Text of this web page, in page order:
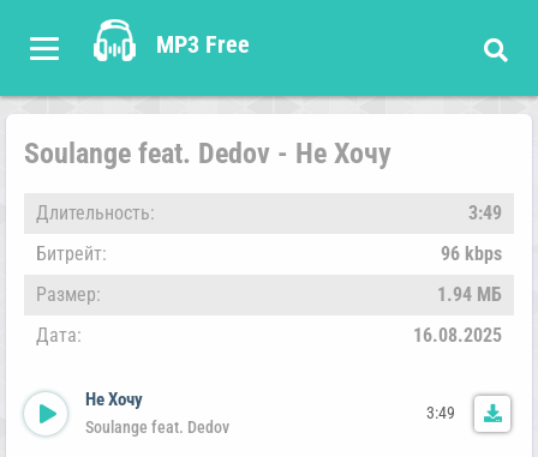
MP3 Free
Soulange feat. Dedov - Не Хочу
Длительность:
3:49
Битрейт:
96 kbps
Размер:
1.94 МБ
Дата:
16.08.2025
Не Хочу
Soulange feat. Dedov
3:49